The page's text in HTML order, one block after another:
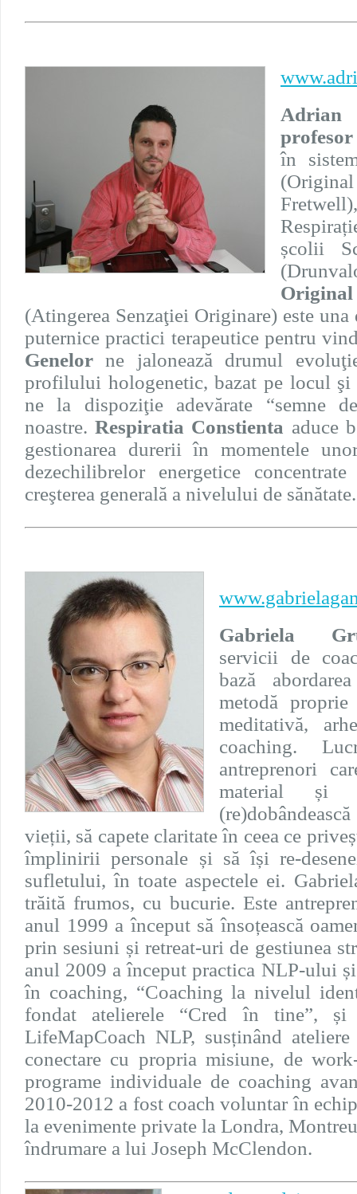
Adrian
în
școlii
(Atingerea Senzaţiei Originare) este
puternice practici terapeutice pentru
Genelor ne jalonează drumul
profilului hologenetic, bazat pe locul
ne la dispoziţie adevărate “semne
noastre.Respiratia Constienta aduce
gestionarea durerii în momentele
dezechilibrelor energetice
creşterea generală a nivelului de sănătate.
Gabriela
servicii de
bază
metodă proprie
meditativă,
coaching.
antreprenori
material
vieții, să capete claritate în ceea ce
împlinirii personale și să își re-
sufletului, în toate aspectele ei.
trăită frumos, cu bucurie. Este
anul 1999 a început să însoțească
prin sesiuni și retreat-uri de gestiunea
anul 2009 a început practica NLP-ului
în coaching, “Coaching la nivelul
fondat atelierele “Cred în tine”,
LifeMapCoach NLP, susținând
conectare cu propria misiune, de
programe individuale de coaching
2010-2012 a fost coach voluntar în
la evenimente private la Londra,
îndrumare a lui Joseph McClendon.